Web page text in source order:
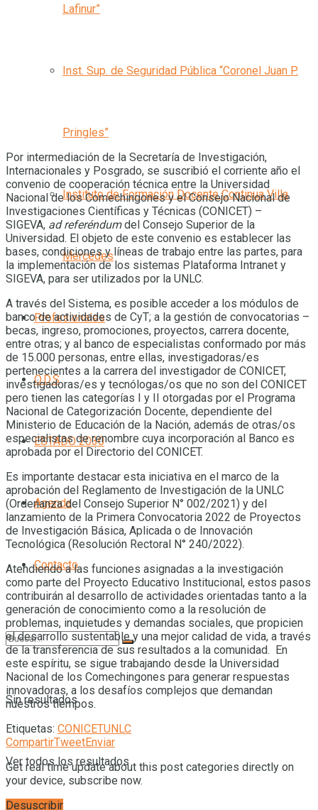
Lafinur”
Inst. Sup. de Seguridad Pública “Coronel Juan P.
Pringles”
Instituto de Formación Docente Continua Villa
Mercedes
Profesionales
O.D.S
ESTADO 2030
Agenda
Contacto
Sin resultados
Ver todos los resultados
Por intermediación de la Secretaría de Investigación,
Internacionales y Posgrado, se suscribió el corriente año el
convenio de cooperación técnica entre la Universidad
Nacional de los Comechingones y el Consejo Nacional de
Investigaciones Científicas y Técnicas (CONICET) –
SIGEVA, ad referéndumdel Consejo Superior de la
Universidad. El objeto de este convenio es establecer las
bases, condiciones y líneas de trabajo entre las partes, para
la implementación de los sistemas Plataforma Intranet y
SIGEVA, para ser utilizados por la UNLC.
A través del Sistema, es posible acceder a los módulos de
banco de actividades de CyT; a la gestión de convocatorias –
becas, ingreso, promociones, proyectos, carrera docente,
entre otras; y al banco de especialistas conformado por más
de 15.000 personas, entre ellas, investigadoras/es
pertenecientes a la carrera del investigador de CONICET,
investigadoras/es y tecnólogas/os que no son del CONICET
pero tienen las categorías I y II otorgadas por el Programa
Nacional de Categorización Docente, dependiente del
Ministerio de Educación de la Nación, además de otras/os
especialistas de renombre cuya incorporación al Banco es
aprobada por el Directorio del CONICET.
Es importante destacar esta iniciativa en el marco de la
aprobación del Reglamento de Investigación de la UNLC
(Ordenanza del Consejo Superior N° 002/2021) y del
lanzamiento de la Primera Convocatoria 2022 de Proyectos
de Investigación Básica, Aplicada o de Innovación
Tecnológica (Resolución Rectoral N° 240/2022).
Atendiendo a las funciones asignadas a la investigación
como parte del Proyecto Educativo Institucional, estos pasos
contribuirán al desarrollo de actividades orientadas tanto a la
generación de conocimiento como a la resolución de
problemas, inquietudes y demandas sociales, que propicien
el desarrollo sustentable y una mejor calidad de vida, a través
de la transferencia de sus resultados a la comunidad. En
este espíritu, se sigue trabajando desde la Universidad
Nacional de los Comechingones para generar respuestas
innovadoras, a los desafíos complejos que demandan
nuestros tiempos.
Etiquetas: CONICETUNLC
CompartirTweetEnviar
Get real time update about this post categories directly on
your device, subscribe now.
Desuscribir